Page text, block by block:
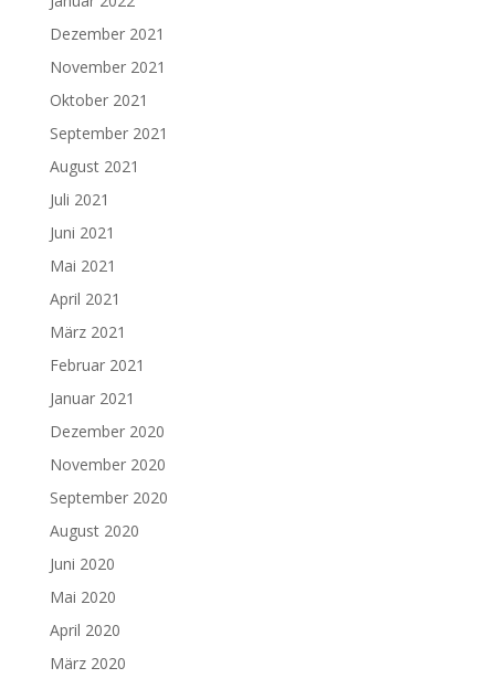
Dezember 2021
November 2021
Oktober 2021
September 2021
August 2021
Juli 2021
Juni 2021
Mai 2021
April 2021
März 2021
Februar 2021
Januar 2021
Dezember 2020
November 2020
September 2020
August 2020
Juni 2020
Mai 2020
April 2020
März 2020